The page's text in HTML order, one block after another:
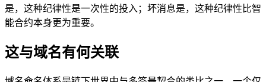
是，这种纪律性是一次性的投入；坏消息是，这种纪律性比智
能合约本身更为重要。
这与域名有何关联